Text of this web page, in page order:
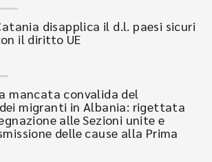
disapplica il d.l. paesi sicuri
il diritto UE
mancata convalida del
migranti in Albania: rigettata
alle Sezioni unite e
delle cause alla Prima